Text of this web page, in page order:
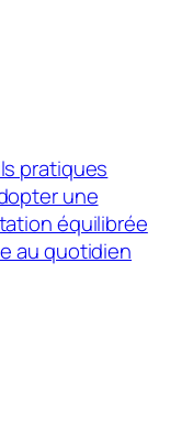
pratiques
une
équilibrée
au quotidien